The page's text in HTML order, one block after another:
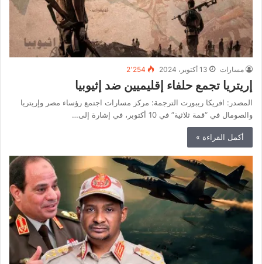
مسارات 13 أكتوبر، 2024 2٬254
إريتريا تجمع حلفاء إقليميين ضد إثيوبيا
المصدر: افريكا ريبورت الترجمة: مركز مسارات اجتمع رؤساء مصر وإريتريا
والصومال في “قمة ثلاثية” في 10 أكتوبر، في إشارة إلى…
أكمل القراءة »